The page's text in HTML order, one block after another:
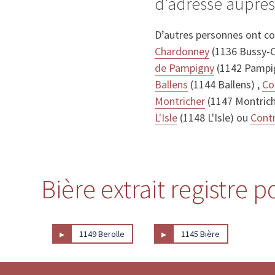
D’autres personnes ont
Chardonney (1136
de Pampigny (1142
Ballens (1144 Ballens) ,
Montricher (1147
L'Isle (1148 L'Isle) ou
Bière extrait registre
▸ 1149 Berolle ▸ 1145 Bière